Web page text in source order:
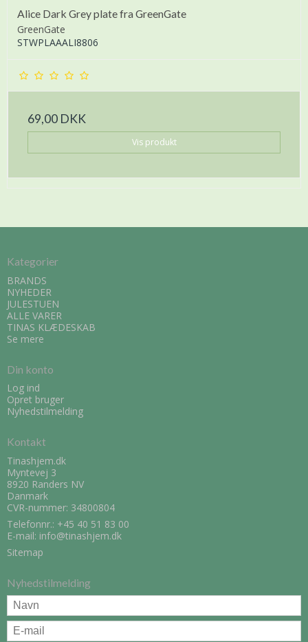
Alice Dark Grey plate fra GreenGate
GreenGate
STWPLAAALI8806
69,00 DKK
Vis produkt
Kategorier
BRANDS
NYHEDER
JULESTUEN
ALLE VARER
TINAS KLÆDESKAB
Se mere
Din konto
Log ind
Opret bruger
Nyhedstilmelding
Kontakt
Tinashjem.dk
Myntevej 3
8920 Randers NV
Danmark
CVR-nummer: 34800804
Telefonnr.: +45 40 51 83 00
E-mail: info@tinashjem.dk
Sitemap
Nyhedstilmelding